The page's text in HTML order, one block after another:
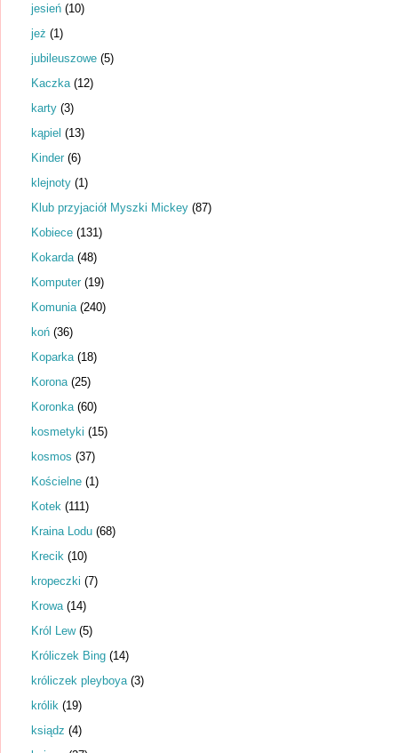
jesień (10)
jeż (1)
jubileuszowe (5)
Kaczka (12)
karty (3)
kąpiel (13)
Kinder (6)
klejnoty (1)
Klub przyjaciół Myszki Mickey (87)
Kobiece (131)
Kokarda (48)
Komputer (19)
Komunia (240)
koń (36)
Koparka (18)
Korona (25)
Koronka (60)
kosmetyki (15)
kosmos (37)
Kościelne (1)
Kotek (111)
Kraina Lodu (68)
Krecik (10)
kropeczki (7)
Krowa (14)
Król Lew (5)
Króliczek Bing (14)
króliczek pleyboya (3)
królik (19)
ksiądz (4)